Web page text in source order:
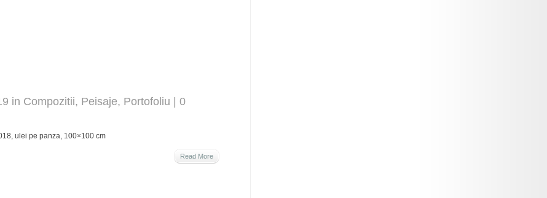
in Compozitii, Peisaje, Portofoliu
0
ulei pe panza, 100×100 cm
Read More